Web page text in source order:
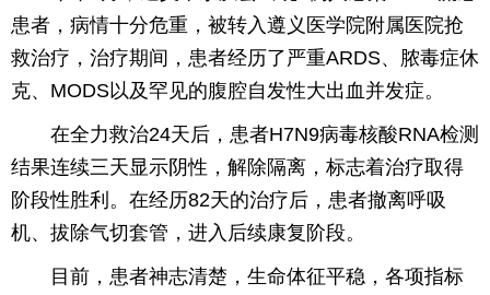
健
康
生
尚
体
育
育
患者，病情十分危重，被转入遵义医学院附属医院抢
救治疗，治疗期间，患者经历了严重ARDS、脓毒症休
克、MODS以及罕见的腹腔自发性大出血并发症。
在全力救治24天后，患者H7N9病毒核酸RNA检测
结果连续三天显示阴性，解除隔离，标志着治疗取得
阶段性胜利。在经历82天的治疗后，患者撤离呼吸
机、拔除气切套管，进入后续康复阶段。
目前，患者神志清楚，生命体征平稳，各项指标